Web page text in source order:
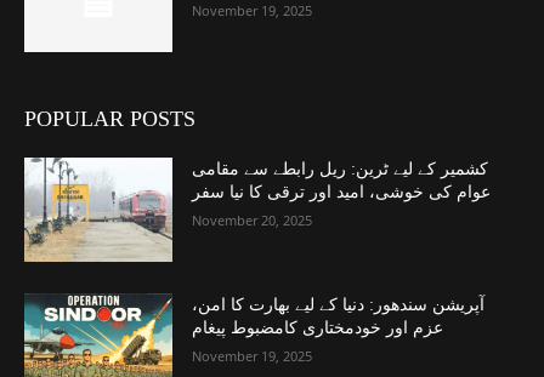
November 19, 2025
POPULAR POSTS
کشمیر کے لیے ٹرین: ریل رابطے سے مقامی
عوام کی خوشی، امید اور ترقی کا نیا سفر
November 20, 2025
آپریشن سندھور: دنیا کے لیے بھارت کا امن،
عزم اور خودمختاری کامضبوط پیغام
November 19, 2025